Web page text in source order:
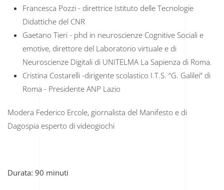
Francesca Pozzi - direttrice Istituto delle Tecnologie
Didattiche del CNR
Gaetano Tieri - phd in neuroscienze Cognitive Sociali e
emotive, direttore del Laboratorio virtuale e di
Neuroscienze Digitali di UNITELMA La Sapienza di Roma.
Cristina Costarelli -dirigente scolastico I.T.S. “G. Galilei” di
Roma - Presidente ANP Lazio
Modera Federico Ercole, giornalista del Manifesto e di
Dagospia esperto di videogiochi
Durata: 90 minuti